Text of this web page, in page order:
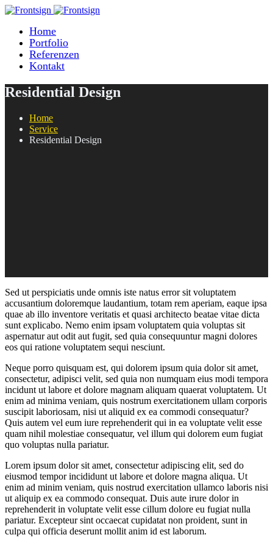
Home
Portfolio
Referenzen
Kontakt
Residential Design
Home
Service
Residential Design
Sed ut perspiciatis unde omnis iste natus error sit voluptatem
accusantium doloremque laudantium, totam rem aperiam, eaque ipsa
quae ab illo inventore veritatis et quasi architecto beatae vitae dicta
sunt explicabo. Nemo enim ipsam voluptatem quia voluptas sit
aspernatur aut odit aut fugit, sed quia consequuntur magni dolores
eos qui ratione voluptatem sequi nesciunt.
Neque porro quisquam est, qui dolorem ipsum quia dolor sit amet,
consectetur, adipisci velit, sed quia non numquam eius modi tempora
incidunt ut labore et dolore magnam aliquam quaerat voluptatem. Ut
enim ad minima veniam, quis nostrum exercitationem ullam corporis
suscipit laboriosam, nisi ut aliquid ex ea commodi consequatur?
Quis autem vel eum iure reprehenderit qui in ea voluptate velit esse
quam nihil molestiae consequatur, vel illum qui dolorem eum fugiat
quo voluptas nulla pariatur.
Lorem ipsum dolor sit amet, consectetur adipiscing elit, sed do
eiusmod tempor incididunt ut labore et dolore magna aliqua. Ut
enim ad minim veniam, quis nostrud exercitation ullamco laboris nisi
ut aliquip ex ea commodo consequat. Duis aute irure dolor in
reprehenderit in voluptate velit esse cillum dolore eu fugiat nulla
pariatur. Excepteur sint occaecat cupidatat non proident, sunt in
culpa qui officia deserunt mollit anim id est laborum.